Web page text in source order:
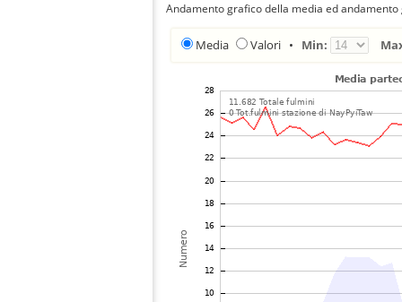
Andamento grafico della media ed
Media Valori • Min: